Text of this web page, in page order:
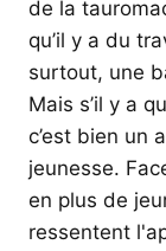
de la
qu’il y a du
surtout, une
Mais s’il y a
c’est bien un
jeunesse.
en plus de
ressentent